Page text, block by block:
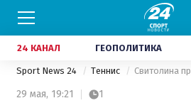
24 КАНАЛ ГЕОПОЛИТИКА
Sport News 24 Теннис
29 мая, 19:21 1